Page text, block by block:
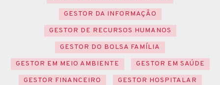
GESTOR DA INFORMAÇÃO
GESTOR DE RECURSOS HUMANOS
GESTOR DO BOLSA FAMÍLIA
GESTOR EM MEIO AMBIENTE
GESTOR EM SAÚDE
GESTOR FINANCEIRO
GESTOR HOSPITALAR